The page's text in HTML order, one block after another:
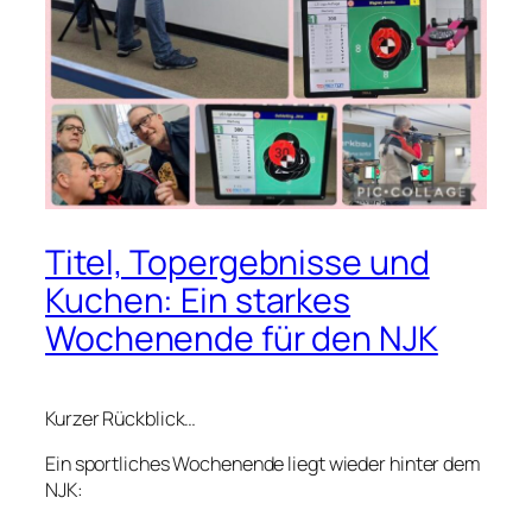
Titel, Topergebnisse und
Kuchen: Ein starkes
Wochenende für den NJK
Kurzer Rückblick…
Ein sportliches Wochenende liegt wieder hinter dem
NJK: